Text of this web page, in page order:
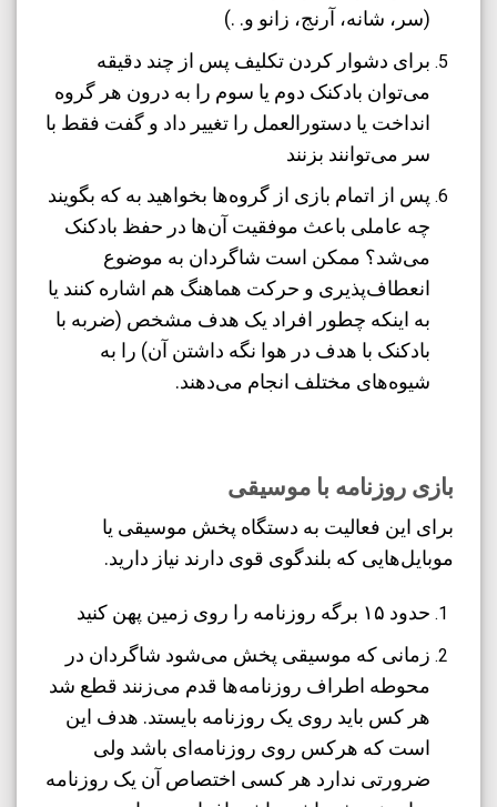
(سر، شانه، آرنج، زانو و. .)
برای دشوار کردن تکلیف پس از چند دقیقه
می‌توان بادکنک دوم یا سوم را به درون هر گروه
انداخت یا دستورالعمل را تغییر داد و گفت فقط با
سر می‌توانند بزنند
پس از اتمام بازی از گروه‌ها بخواهید به که بگویند
چه عاملی باعث موفقیت آن‌ها در حفظ بادکنک
می‌شد؟ ممکن است شاگردان به موضوع
انعطاف‌پذیری و حرکت هماهنگ هم اشاره کنند یا
به اینکه چطور افراد یک هدف مشخص (ضربه با
بادکنک با هدف در هوا نگه داشتن آن) را به
شیوه‌های مختلف انجام می‌دهند.
بازی روزنامه با موسیقی
برای این فعالیت به دستگاه پخش موسیقی یا
موبایل‌هایی که بلندگوی قوی دارند نیاز دارید.
حدود ۱۵ برگه روزنامه را روی زمین پهن کنید
زمانی که موسیقی پخش می‌شود شاگردان در
محوطه اطراف روزنامه‌ها قدم می‌زنند قطع شد
هر کس باید روی یک روزنامه بایستد. هدف این
است که هرکس روی روزنامه‌ای باشد ولی
ضرورتی ندارد هر کسی اختصاص آن یک روزنامه